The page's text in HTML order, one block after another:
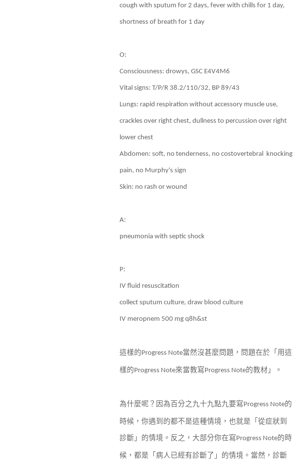
cough with sputum for 2 days, fever with chills for 1 day,
shortness of breath for 1 day
O:
Consciousness: drowys, GSC E4V4M6
Vital signs: T/P/R 38.2/110/32, BP 89/43
Lungs: rapid respiration without accessory muscle use,
crackles over right chest, dullness to percussion over right
lower chest
Abdomen: soft, no tenderness, no costovertebral knocking
pain, no Murphy's sign
Skin: no rash or wound
A:
pneumonia with septic shock
P:
IV fluid resuscitation
collect sputum culture, draw blood culture
IV meropnem 500 mg q8h&st
這樣的 Progress Note當然沒甚麼問題，問題在於「用這
樣的 Progress Note來當教寫 Progress Note的教材」。
為什麼呢？因為百分之九十九點九要寫 Progress Note的
時候，你遇到的都不是這種情境，也就是「從症狀到
診斷」的情境。反之，大部分你在寫 Progress Note的時
候，都是「病人已經有診斷了」的情境。當然，診斷